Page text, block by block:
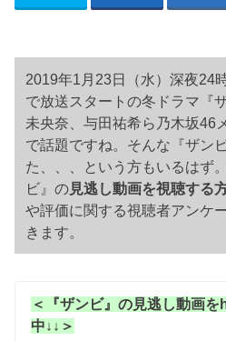
2019年1月23日（水）深夜24
で放送スタートの冬ドラマ『
未央奈、与田祐希ら乃木坂46
で話題ですね。そんな『ザン
た、、、という方もいるはず
ビ』の見逃し動画を視聴する
や評価に関する視聴者アンケ
きます。
＜『ザンビ』の見逃し動画
中↓↓＞